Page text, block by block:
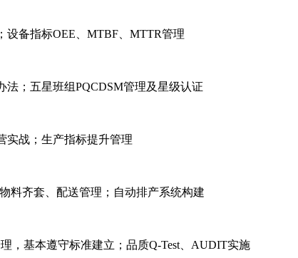
设备指标OEE、MTBF、MTTR管理
；五星班组PQCDSM管理及星级认证
实战；生产指标提升管理
料齐套、配送管理；自动排产系统构建
，基本遵守标准建立；品质Q-Test、AUDIT实施